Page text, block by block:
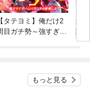
【タテヨミ】俺だけ2
目ガチ勢～強すぎて
最
躍
もっと見る